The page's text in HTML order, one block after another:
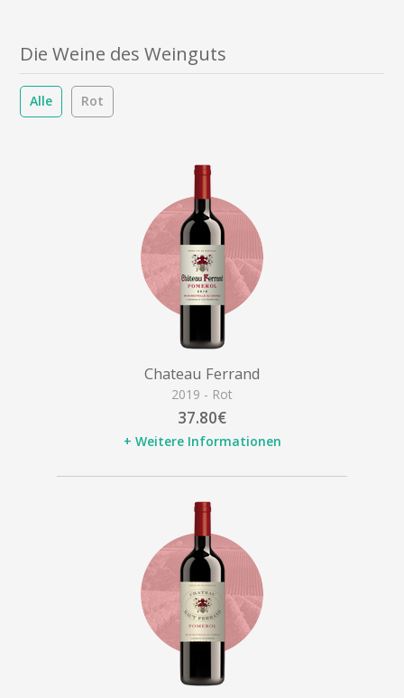
Die Weine des Weinguts
Alle Rot
Chateau Ferrand
2019 - Rot
37.80€
+ Weitere Informationen